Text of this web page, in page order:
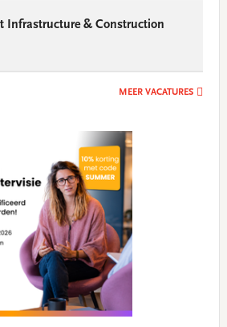
Infrastructure & Construction
MEER VACATURES